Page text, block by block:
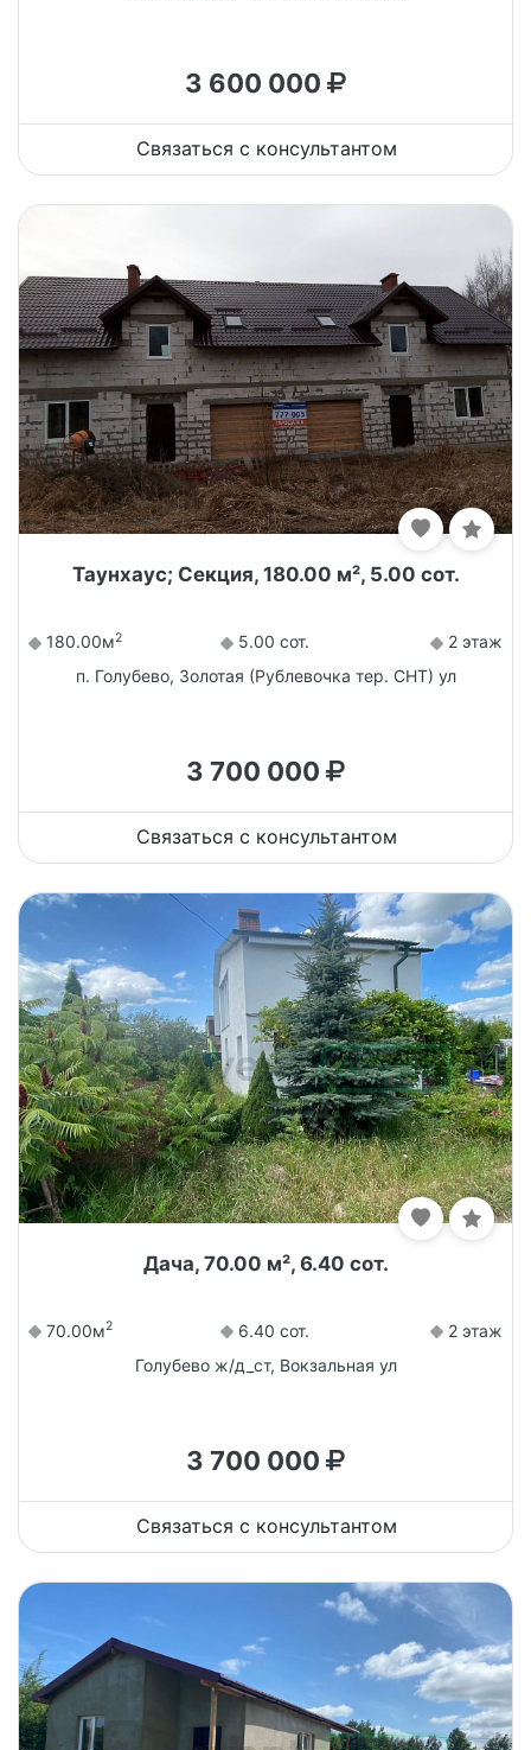
3 600 000
Связаться с консультантом
Таунхаус; Секция, 180.00 м², 5.00 сот.
180.00м2 5.00 сот.
2 этаж
п. Голубево, Золотая (Рублевочка тер. СНТ) ул
3 700 000
Связаться с консультантом
Дача, 70.00 м², 6.40 сот.
70.00м2 6.40 сот.
2 этаж
Голубево ж/д_ст, Вокзальная ул
3 700 000
Связаться с консультантом